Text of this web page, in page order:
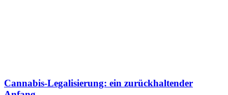
Cannabis-Legalisierung: ein zurückhaltender